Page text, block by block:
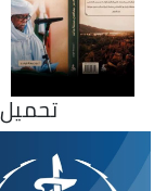
تحميل